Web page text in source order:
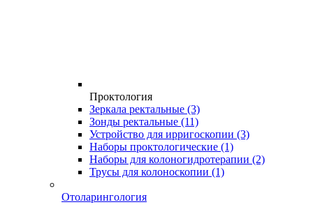
Проктология
Зеркала ректальные (3)
Зонды ректальные (11)
Устройство для ирригоскопии (3)
Наборы проктологические (1)
Наборы для колоногидротерапии (2)
Трусы для колоноскопии (1)
Отоларингология